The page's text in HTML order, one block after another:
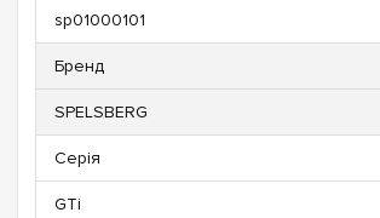
sp01000101
Бренд
SPELSBERG
Серія
GTi